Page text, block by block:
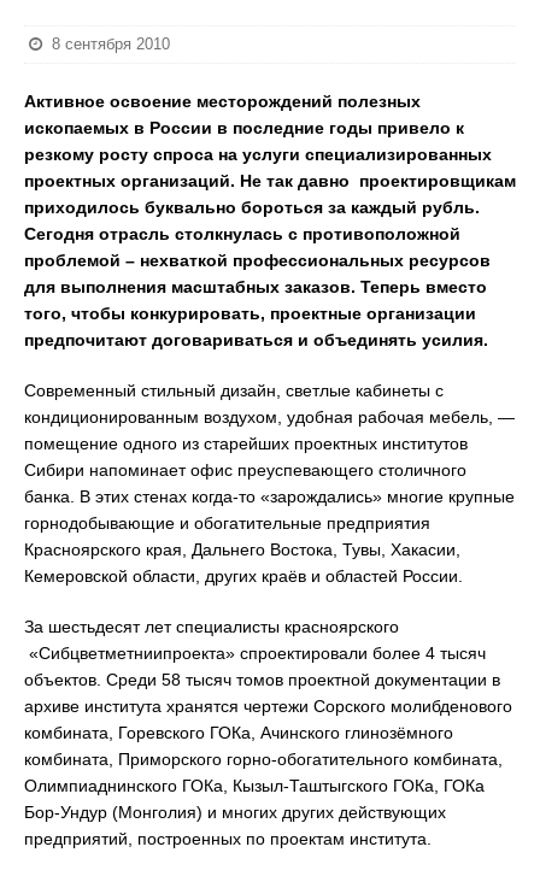
8 сентября 2010
Активное освоение месторождений полезных
ископаемых в России в последние годы привело к
резкому росту спроса на услуги специализированных
проектных организаций. Не так давно проектировщикам
приходилось буквально бороться за каждый рубль.
Сегодня отрасль столкнулась с противоположной
проблемой – нехваткой профессиональных ресурсов
для выполнения масштабных заказов. Теперь вместо
того, чтобы конкурировать, проектные организации
предпочитают договариваться и объединять усилия.
Современный стильный дизайн, светлые кабинеты с
кондиционированным воздухом, удобная рабочая мебель, —
помещение одного из старейших проектных институтов
Сибири напоминает офис преуспевающего столичного
банка. В этих стенах когда-то «зарождались» многие крупные
горнодобывающие и обогатительные предприятия
Красноярского края, Дальнего Востока, Тувы, Хакасии,
Кемеровской области, других краёв и областей России.
За шестьдесят лет специалисты красноярского
«Сибцветметниипроекта» спроектировали более 4 тысяч
объектов. Cреди 58 тысяч томов проектной документации в
архиве института хранятся чертежи Сорского молибденового
комбината, Горевского ГОКа, Ачинского глинозёмного
комбината, Приморского горно-обогатительного комбината,
Олимпиаднинского ГОКа, Кызыл-Таштыгского ГОКа, ГОКа
Бор-Ундур (Монголия) и многих других действующих
предприятий, построенных по проектам института.